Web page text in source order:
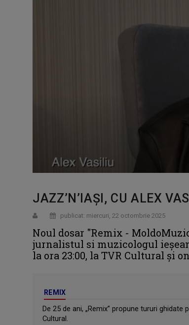
JAZZ’N’IAȘI, CU ALEX
publicat: miercuri, 22 octombrie 2025
Noul dosar "Remix -
jurnalistul si muzicologul
la ora 23:00, la TVR Cultural și
REMIX
De 25 de ani, „Remix” propune tururi
Cultural.